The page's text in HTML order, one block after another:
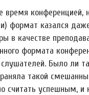
время конференцией,
формат казался
в качестве
формата
Было ли
такой
успешным, и